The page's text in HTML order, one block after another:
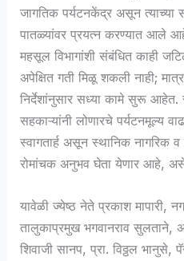
जागतिक पर्यटनकेंद्र असून त्याच्या
पातळ्यांवर प्रयत्न करण्यात आले
महसूल विभागांशी संबंधित काही
अपेक्षित गती मिळू शकली नाही;
निर्देशांनुसार सध्या कामे सुरू आहेत.
सहकाऱ्यांनी लोणारचे पर्यटनमूल्य
स्वागतार्ह असून स्थानिक नागरिक व
रोमांचक अनुभव घेता येणार आहे,
यावेळी ज्येष्ठ नेते प्रकाश मापारी,
तालुकाप्रमुख भगवानराव
शिवाजी सानप, प्रा. विठ्ठल भानुसे,